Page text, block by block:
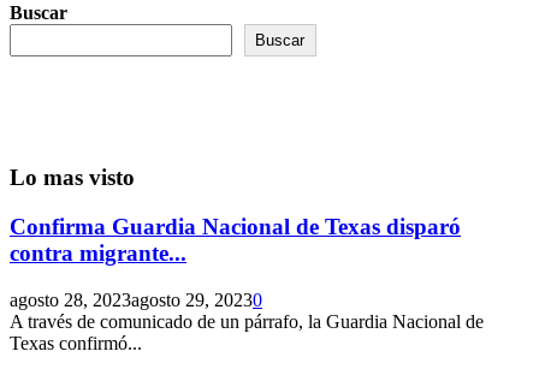
Buscar
Buscar
Lo mas visto
Confirma Guardia Nacional de Texas disparó
contra migrante...
agosto 28, 2023agosto 29, 20230
A través de comunicado de un párrafo, la Guardia Nacional de
Texas confirmó...